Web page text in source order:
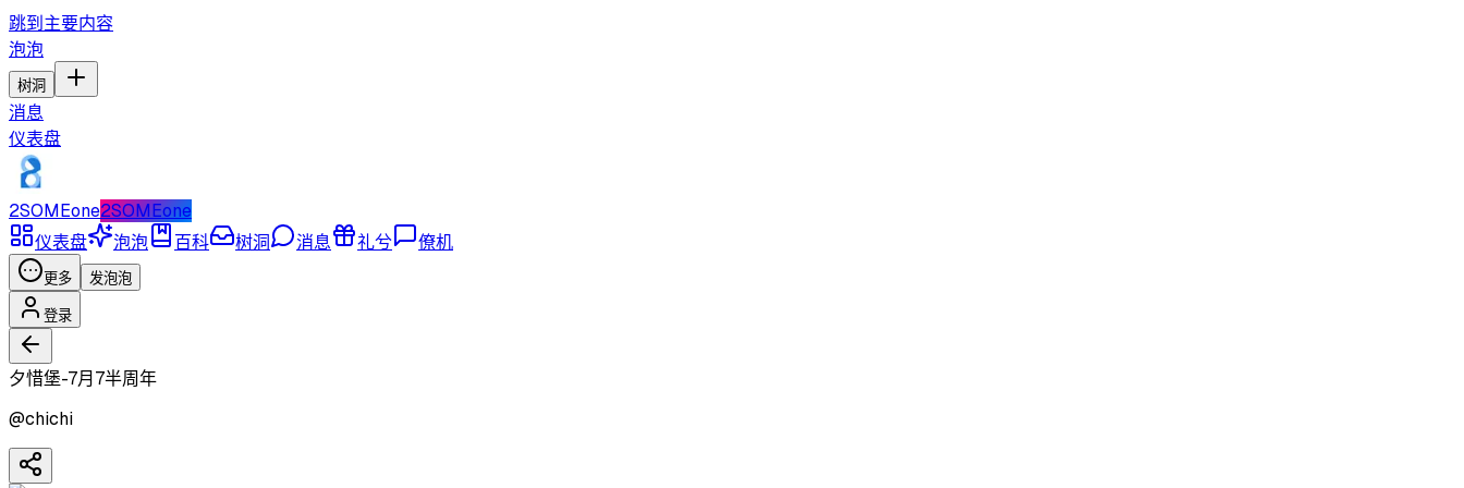
跳到主要内容
泡泡
树洞
消息
仪表盘
2SOMEone2SOMEone
仪表盘
泡泡 百科 树洞 消息 礼兮 僚机
更多 发泡泡
登录
夕惜堡-7月7半周年
@chichi